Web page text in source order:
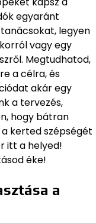
egyaránt
legyen
vagy egy
Megtudhatod,
a célra, és
akár egy
a tervezés,
hogy bátran
kerted szépségét
itt a helyed!
éke!
a